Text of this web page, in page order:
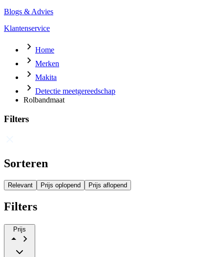
Blogs & Advies
Klantenservice
Home
Merken
Makita
Detectie meetgereedschap
Rolbandmaat
Filters
Sorteren
Relevant Prijs oplopend Prijs aflopend
Filters
Prijs